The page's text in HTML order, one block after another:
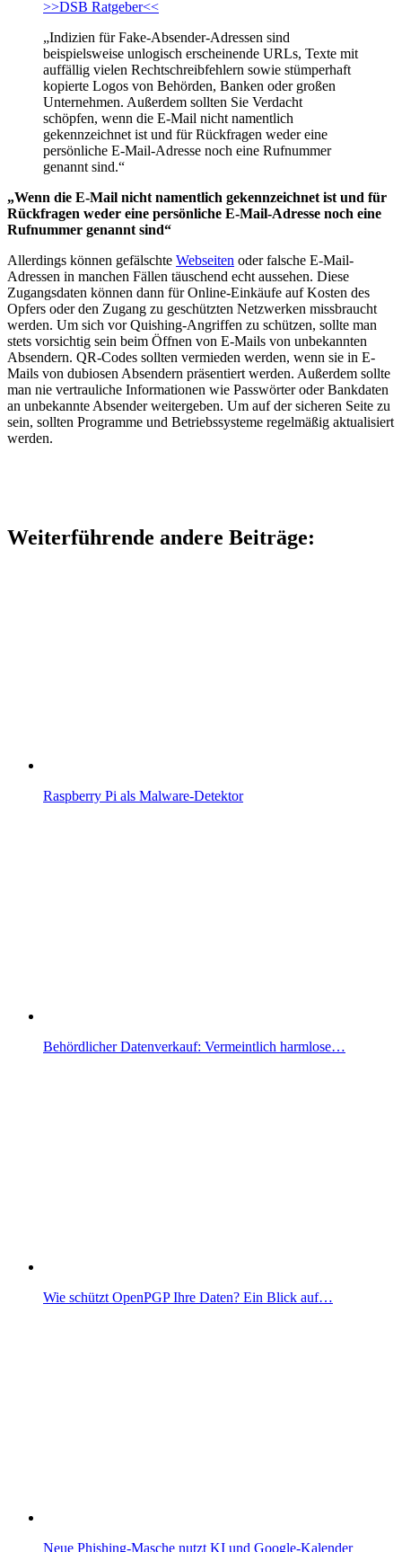
>>DSB Ratgeber<<
„Indizien für Fake-Absender-Adressen sind
beispielsweise unlogisch erscheinende URLs, Texte mit
auffällig vielen Rechtschreibfehlern sowie stümperhaft
kopierte Logos von Behörden, Banken oder großen
Unternehmen. Außerdem sollten Sie Verdacht
schöpfen, wenn die E-Mail nicht namentlich
gekennzeichnet ist und für Rückfragen weder eine
persönliche E-Mail-Adresse noch eine Rufnummer
genannt sind.“
„Wenn die E-Mail nicht namentlich gekennzeichnet ist und für
Rückfragen weder eine persönliche E-Mail-Adresse noch eine
Rufnummer genannt sind“
Allerdings können gefälschte Webseiten oder falsche E-Mail-
Adressen in manchen Fällen täuschend echt aussehen. Diese
Zugangsdaten können dann für Online-Einkäufe auf Kosten des
Opfers oder den Zugang zu geschützten Netzwerken missbraucht
werden. Um sich vor Quishing-Angriffen zu schützen, sollte man
stets vorsichtig sein beim Öffnen von E-Mails von unbekannten
Absendern. QR-Codes sollten vermieden werden, wenn sie in E-
Mails von dubiosen Absendern präsentiert werden. Außerdem sollte
man nie vertrauliche Informationen wie Passwörter oder Bankdaten
an unbekannte Absender weitergeben. Um auf der sicheren Seite zu
sein, sollten Programme und Betriebssysteme regelmäßig aktualisiert
werden.
Weiterführende andere Beiträge:
Raspberry Pi als Malware-Detektor
Behördlicher Datenverkauf: Vermeintlich harmlose…
Wie schützt OpenPGP Ihre Daten? Ein Blick auf…
Neue Phishing-Masche nutzt KI und Google-Kalender